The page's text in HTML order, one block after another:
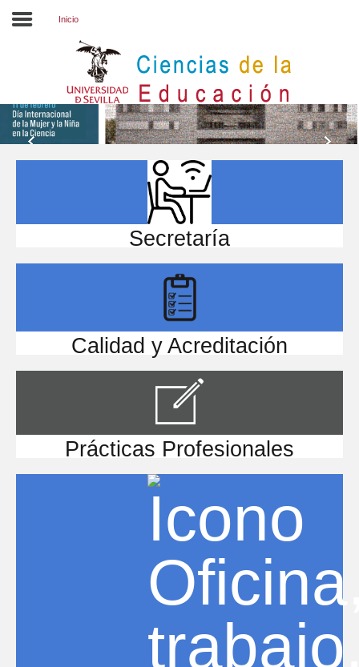
EL CENTRO
Inicio
Secretaría
Calidad y Acreditación
Prácticas Profesionales